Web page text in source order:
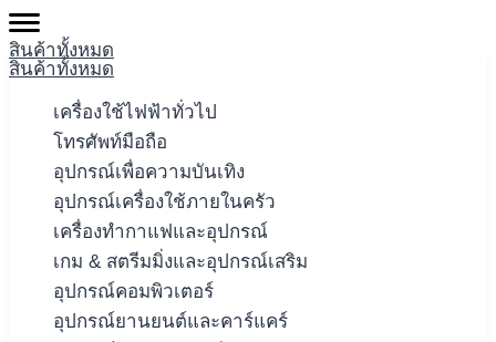
สินค้าทั้งหมด
สินค้าทั้งหมด
เครื่องใช้ไฟฟ้าทั่วไป
โทรศัพท์มือถือ
อุปกรณ์เพื่อความบันเทิง
อุปกรณ์เครื่องใช้ภายในครัว
เครื่องทำกาแฟและอุปกรณ์
เกม & สตรีมมิ่งและอุปกรณ์เสริม
อุปกรณ์คอมพิวเตอร์
อุปกรณ์ยานยนต์และคาร์แคร์